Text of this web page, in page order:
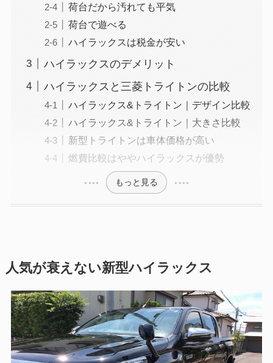
荷台だから汚れても平気
荷台で遊べる
ハイラックスは税金が安い
ハイラックスのデメリット
ハイラックスと三菱トライトンの比較
ハイラックス&トライトン｜デザイン比較
ハイラックス&トライトン｜大きさ比較
新型トライトンは車体価格が高い
燃費比較はややハイラックスが優勢
もっと見る
人気が衰えない新型ハイラックス